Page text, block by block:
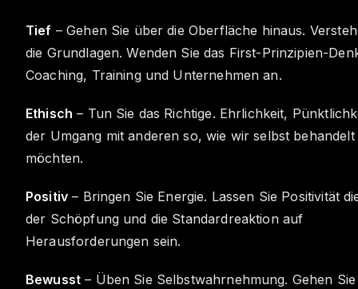
Tief – Gehen Sie über die Oberfläche hinaus.
die Grundlagen. Wenden Sie das First-Prinzipien-
Coaching, Training und Unternehmen an.
Ethisch – Tun Sie das Richtige. Ehrlichkeit,
der Umgang mit anderen so, wie wir selbst
möchten.
Positiv – Bringen Sie Energie. Lassen Sie Positivität
der Schöpfung und die Standardreaktion auf
Herausforderungen sein.
Bewusst – Üben Sie Selbstwahrnehmung. Gehen